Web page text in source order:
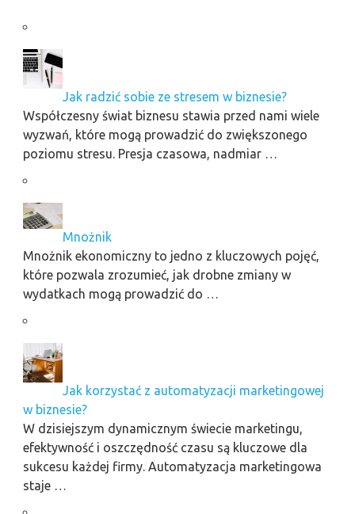
Jak radzić sobie ze stresem w biznesie?
Współczesny świat biznesu stawia przed nami wiele
wyzwań, które mogą prowadzić do zwiększonego
poziomu stresu. Presja czasowa, nadmiar …
Mnożnik
Mnożnik ekonomiczny to jedno z kluczowych pojęć,
które pozwala zrozumieć, jak drobne zmiany w
wydatkach mogą prowadzić do …
Jak korzystać z automatyzacji marketingowej
w biznesie?
W dzisiejszym dynamicznym świecie marketingu,
efektywność i oszczędność czasu są kluczowe dla
sukcesu każdej firmy. Automatyzacja marketingowa
staje …